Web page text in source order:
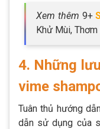
Xem thêm 9+
Khử Mùi,
4. Những
vime
Tuân thủ hướng
dẫn sử dụng của